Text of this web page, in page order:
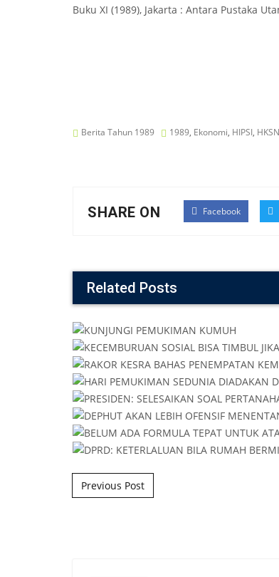
Buku XI (1989), Jakarta : Antara Pustaka
Berita Tahun 1989 1989, Ekonomi, HIPSI, HKSN
SHARE ON Facebook
Related Posts
Post navigation
Previous Post